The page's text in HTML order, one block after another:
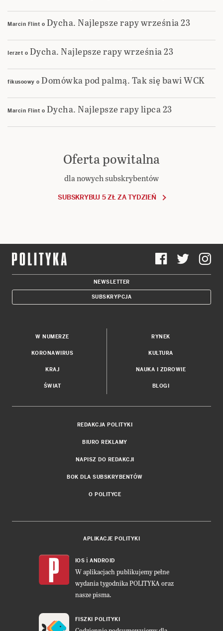
Marcin Flint o Dycha. Najlepsze rapy września 23
Ierzet o Dycha. Najlepsze rapy września 23
fikusoowy o Domówka pod palmą. Tak się bawi WCK
Marcin Flint o Dycha. Najlepsze rapy lipca 23
Oferta powitalna
dla nowych subskrybentów
SUBSKRYBUJ 5 ZŁ ZA TYDZIEŃ
NEWSLETTER
SUBSKRYPCJA
W NUMERZE
KORONAWIRUS
KRAJ
ŚWIAT
RYNEK
KULTURA
NAUKA I ZDROWIE
BLOGI
REDAKCJA POLITYKI
BIURO REKLAMY
NAPISZ DO REDAKCJI
BOK DLA SUBSKRYBENTÓW
O POLITYCE
APLIKACJE POLITYKI
IOS i ANDROID
W aplikacjach publikujemy pełne
wydania tygodnika POLITYKA oraz
nasze pisma.
FISZKI POLITYKI